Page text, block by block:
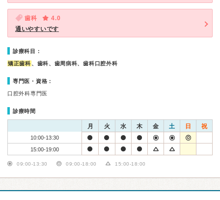
歯科
4.0
通いやすいです
診療科目：
矯正歯科 、歯科、歯周病科、歯科口腔外科
専門医・資格：
口腔外科専門医
診療時間
月 火 水 木 金 土 日 祝
10:00-13:30
15:00-19:00
09:00-13:30 09:00-18:00 15:00-18:00